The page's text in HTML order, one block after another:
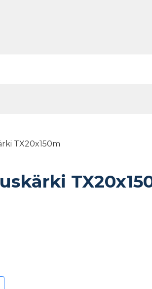
TX20x150m
5kpl/pkt määrä